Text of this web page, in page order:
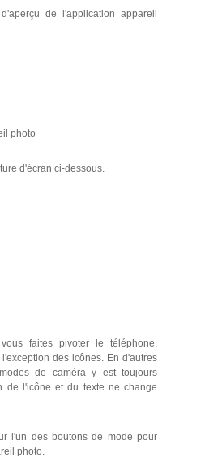
de l'application appareil
photo
d'écran ci-dessous.
faites pivoter le téléphone,
des icônes. En d'autres
de caméra y est toujours
de l'icône et du texte ne change
l'un des boutons de mode pour
photo.